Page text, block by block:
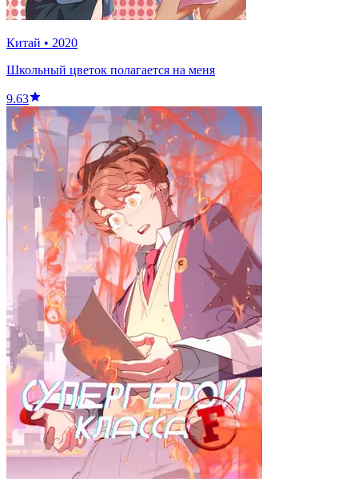
Китай • 2020
Школьный цветок полагается на меня
9.63